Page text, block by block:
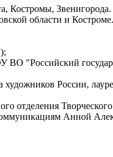
области и
"Российский
России,
отделения
Анной